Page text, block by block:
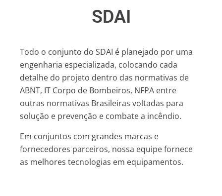
SDAI
Todo o conjunto do SDAI é planejado por uma
engenharia especializada, colocando cada
detalhe do projeto dentro das normativas de
ABNT, IT Corpo de Bombeiros, NFPA entre
outras normativas Brasileiras voltadas para
solução e prevenção e combate a incêndio.
Em conjuntos com grandes marcas e
fornecedores parceiros, nossa equipe fornece
as melhores tecnologias em equipamentos.